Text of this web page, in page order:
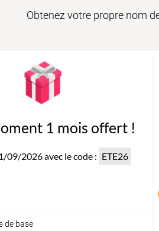
Obtenez votre propre nom
1 mois offert !
09/2026 avec le code : ETE26
de base